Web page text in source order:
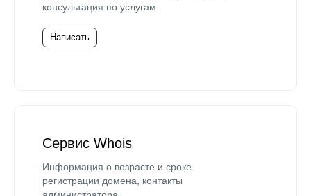
консультация по услугам.
Написать
Сервис Whois
Информация о возрасте и сроке
регистрации домена, контакты